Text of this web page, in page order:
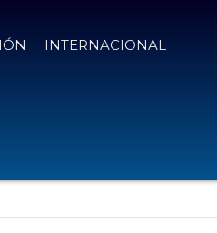
INTERNACIONAL